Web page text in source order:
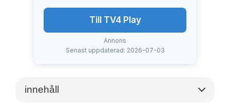
Till TV4 Play
Annons
Senast uppdaterad: 2026-07-03
innehåll